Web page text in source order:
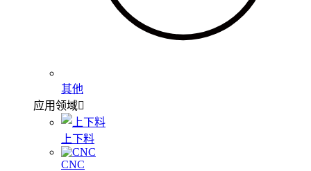
其他
应用领域
上下料
CNC